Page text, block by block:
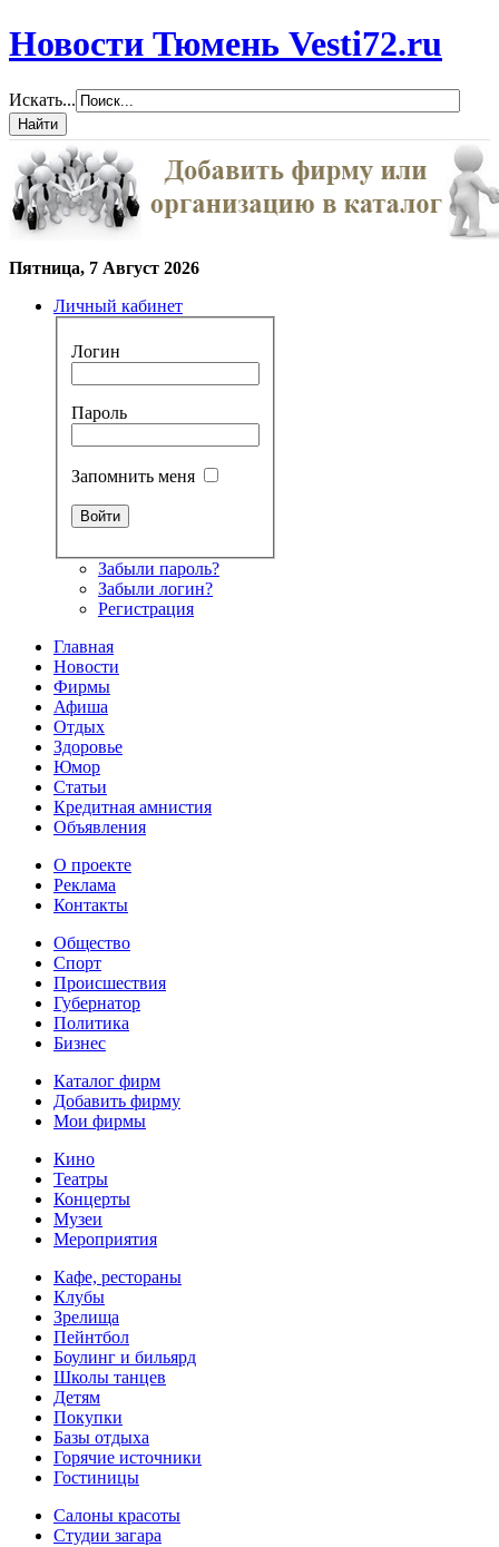
Новости Тюмень Vesti72.ru
Искать...
Пятница, 7 Август 2026
Личный кабинет
Логин
Пароль
Запомнить меня
Забыли пароль?
Забыли логин?
Регистрация
Главная
Новости
Фирмы
Афиша
Отдых
Здоровье
Юмор
Статьи
Кредитная амнистия
Объявления
О проекте
Реклама
Контакты
Общество
Спорт
Происшествия
Губернатор
Политика
Бизнес
Каталог фирм
Добавить фирму
Мои фирмы
Кино
Театры
Концерты
Музеи
Мероприятия
Кафе, рестораны
Клубы
Зрелища
Пейнтбол
Боулинг и бильярд
Школы танцев
Детям
Покупки
Базы отдыха
Горячие источники
Гостиницы
Салоны красоты
Студии загара